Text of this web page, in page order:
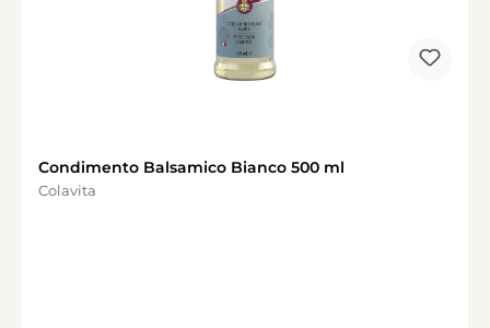
Condimento Balsamico Bianco 500 ml
Colavita